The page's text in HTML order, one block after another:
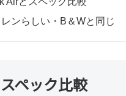
ンらしい・B＆Wと同じ
ペック比較